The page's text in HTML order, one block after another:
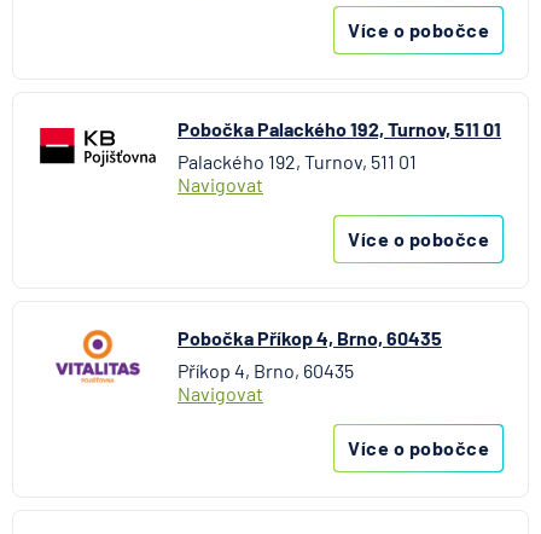
Volksbank Löbau-Zittau eG
Volksbank Raiffeisenbank Nordoberpfalz eG
Všeobecná zdravotní pojišťovna
Východosaská spořitelna Drážďany
Více o pobočce
Pobočka Palackého 192, Turnov, 511 01
Palackého 192, Turnov, 511 01
Navigovat
Více o pobočce
Pobočka Příkop 4, Brno, 60435
Příkop 4, Brno, 60435
Navigovat
Více o pobočce